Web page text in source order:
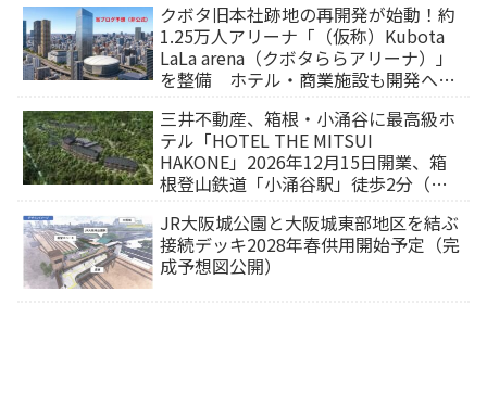
クボタ旧本社跡地の再開発が始動！約
1.25万人アリーナ「（仮称）Kubota
LaLa arena（クボタららアリーナ）」
を整備 ホテル・商業施設も開発へ
三井不動産、箱根・小涌谷に最高級ホ
テル「HOTEL THE MITSUI
HAKONE」2026年12月15日開業、箱
根登山鉄道「小涌谷駅」徒歩2分（旅
JR大阪城公園と大阪城東部地区を結ぶ
接続デッキ2028年春供用開始予定（完
成予想図公開）